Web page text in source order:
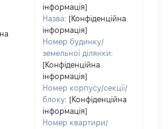
інформація]
Назва: [Конфіденційна
інформація]
Номер будинку/
земельної ділянки:
[Конфіденційна
інформація]
Номер корпусу/секції/
блоку: [Конфіденційна
інформація]
Номер квартири/